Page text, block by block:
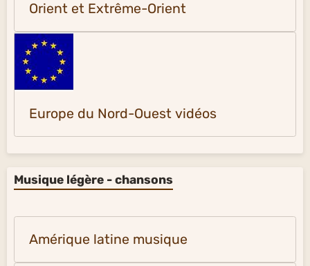
Orient et Extrême-Orient
Europe du Nord-Ouest vidéos
Musique légère - chansons
Amérique latine musique